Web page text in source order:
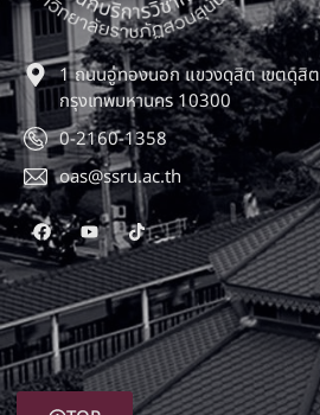
1 ถนนอู่ทองนอก แขวงดุสิต เขตดุสิต
กรุงเทพมหานคร 10300
0-2160-1358
oas@ssru.ac.th